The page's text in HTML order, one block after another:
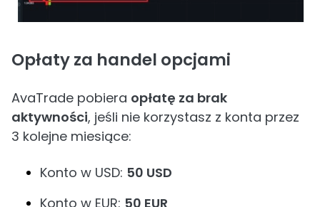
Opłaty za handel opcjami
AvaTrade pobiera opłatę za brak
aktywności, jeśli nie korzystasz z konta przez
3 kolejne miesiące:
Konto w USD: 50 USD
Konto w EUR: 50 EUR